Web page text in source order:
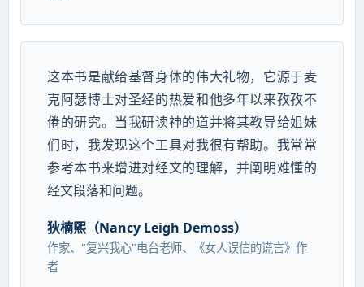
这本书是献给基督身体的伟大礼物，它源于麦
克阿瑟博士对圣经的热爱和他多年以来孜孜不
倦的研究。当我研读神的道并将其教导给姐妹
们时，我发现这个工具对我很有帮助。我常常
参考本书来增进对经文的理解，并阐明难懂的
经文段落和问题。
狄楠熙（Nancy Leigh Demoss）
作家、"复兴我心"电台老师、《女人误信的谎言》作
者